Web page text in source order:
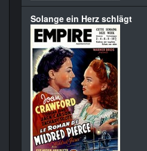
Solange ein Herz schlägt